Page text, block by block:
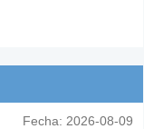
Fecha: 2026-08-09